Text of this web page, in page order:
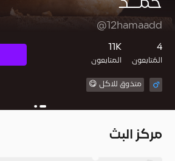
حمــد
@12hamaadd
4
المُتابعون
11K
المتابعون
متذوق للاكل 😋
مركز البث